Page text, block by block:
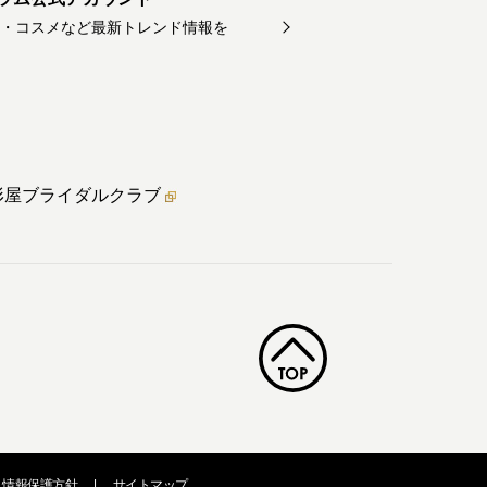
コスメなど最新トレンド情報を
屋ブライダルクラブ